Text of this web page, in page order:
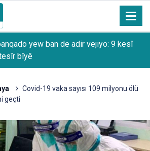
yew ban de adir vejiyo: 9 kesî
bîyê
Covid-19 vaka sayısı 109 milyonu ölü
geçti